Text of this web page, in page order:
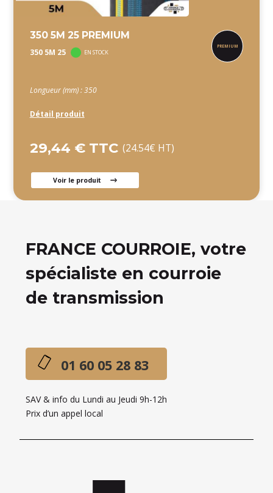
350 5M 25 PREMIUM
350 5M 25 EN STOCK
Longueur (mm) : 350
Détail produit
29,44 € TTC (24.54€ HT)
Voir le produit
FRANCE COURROIE, votre
spécialiste en courroie
de transmission
01 60 05 28 83
SAV & info du Lundi au Jeudi 9h-12h
Prix d’un appel local